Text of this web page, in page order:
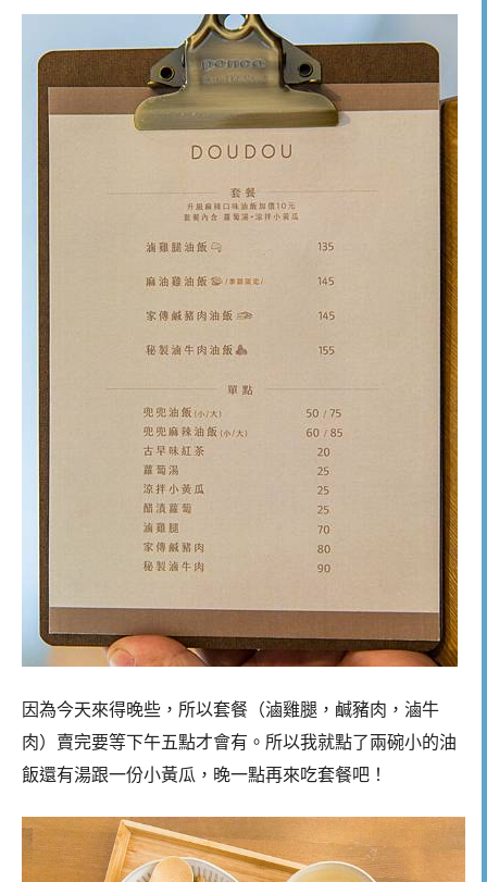
因為今天來得晚些，所以套餐（滷雞腿，鹹豬肉，滷牛
肉）賣完要等下午五點才會有。所以我就點了兩碗小的油
飯還有湯跟一份小黃瓜，晚一點再來吃套餐吧！